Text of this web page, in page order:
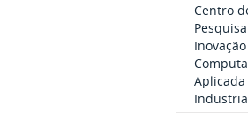
Centro
Aplicada
Industria